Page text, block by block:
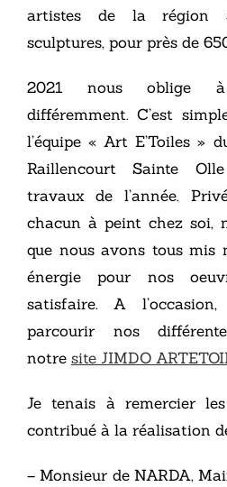
artistes de la région
sculptures, pour près de
2021 nous oblige à
différemment. C’est
l’équipe « Art E’Toiles »
Raillencourt Sainte
travaux de l’année.
chacun à peint chez soi,
que nous avons tous mis
énergie pour nos
satisfaire. A
parcourir nos
notre site JIMDO
Je tenais à remercier
contribué à la réalisation
– Monsieur de NARDA,